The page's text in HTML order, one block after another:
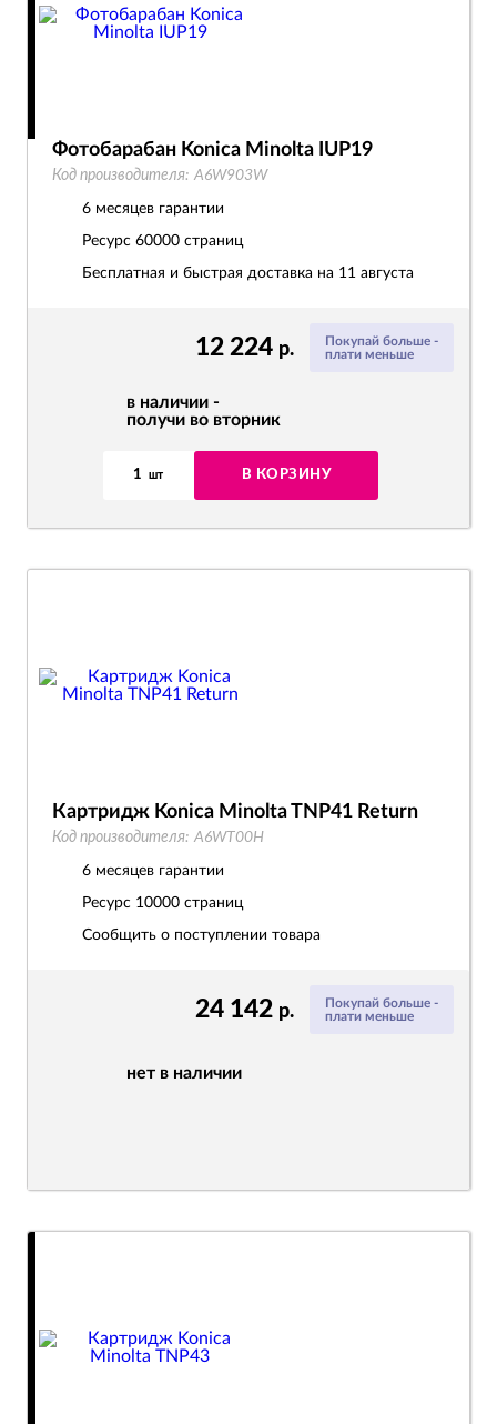
Покупай больше -
плати меньше
12 224 р.
в наличии -
получи во вторник
1 шт В КОРЗИНУ
Фотобарабан Konica Minolta IUP19
Код производителя: A6W903W
6 месяцев гарантии
Ресурс 60000 страниц
Бесплатная и быстрая доставка на 11 августа
Покупай больше -
плати меньше
24 142 р.
нет в наличии
Картридж Konica Minolta TNP41 Return
Код производителя: A6WT00H
6 месяцев гарантии
Ресурс 10000 страниц
Сообщить о поступлении товара